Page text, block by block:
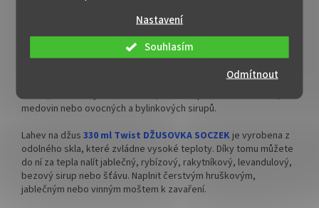
Nastavení
Odmítnout
Souhlasím
alkoholické nápoje.
✅ Různá víčka TO 43 ke sklenici
objednejte ZDE
✅ Vhodná na šťávy, sirupy,
džusy, mošty
lahev nejen na džus 750 ml
✅ Twist Off šroubový uzávěr
✅ Různá víčka TO 43 ke sklenici
objednejteZDE
✅ Vhodná na šťávy, sirupy,
džusy, mošty, čaj
Lahev na džus 330 ml DŽUSOVKA SOCZEK
Džusová lahev0,33 l Twist DŽUSOVKA SOCZEKje nezbytným
pomocníkem pro každého, kdo se věnuje výrobě šťáv, moštů,
nápojů všeho druhu. Tato lahev je ideální pro uchování ovocných
medovin nebo ovocných a bylinkových sirupů.
Lahev na džus 330 ml Twist DŽUSOVKA SOCZEK je vyrobena z
odolného skla, které zvládne vysoké teploty. Díky tomu můžete
do ní za tepla nalít jablečný, rybízový, rakytníkový, levandulový,
bezový sirup nebo šťávu. Naplnit čerstvým hruškovým,
jablečným nebo vinným moštem k zavaření.